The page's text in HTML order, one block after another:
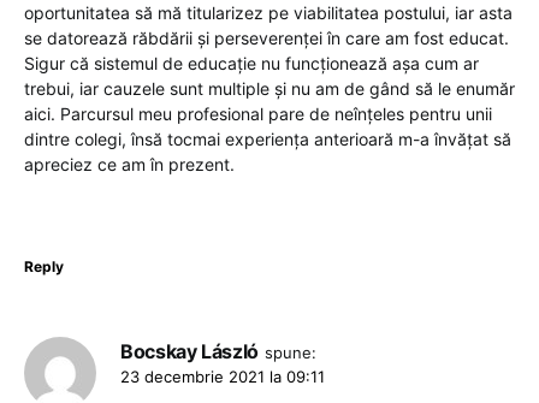
oportunitatea să mă titularizez pe viabilitatea postului, iar asta
se datorează răbdării și perseverenței în care am fost educat.
Sigur că sistemul de educație nu funcționează așa cum ar
trebui, iar cauzele sunt multiple și nu am de gând să le enumăr
aici. Parcursul meu profesional pare de neînțeles pentru unii
dintre colegi, însă tocmai experiența anterioară m-a învățat să
apreciez ce am în prezent.
Reply
Bocskay László spune:
23 decembrie 2021 la 09:11